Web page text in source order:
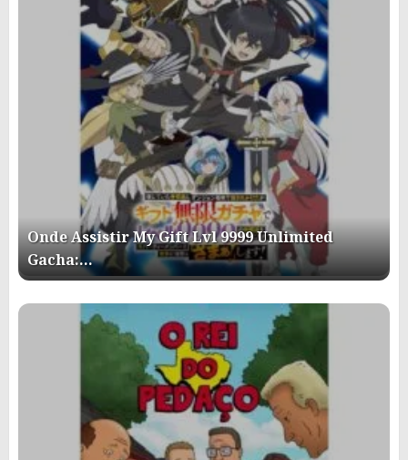
Onde Assistir My Gift Lvl 9999 Unlimited
Gacha:…